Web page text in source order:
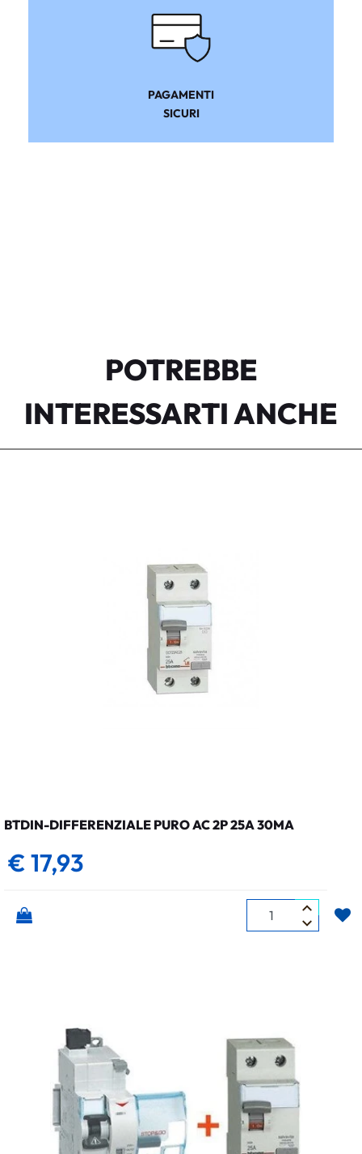
PAGAMENTI
SICURI
POTREBBE
INTERESSARTI ANCHE
BTDIN-DIFFERENZIALE PURO AC 2P 25A 30MA
€ 17,93
Quantità